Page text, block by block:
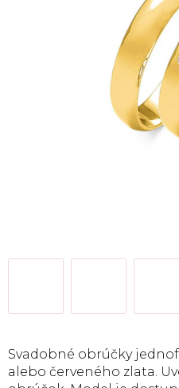
Svadobné obrúčky
alebo červeného zlata.